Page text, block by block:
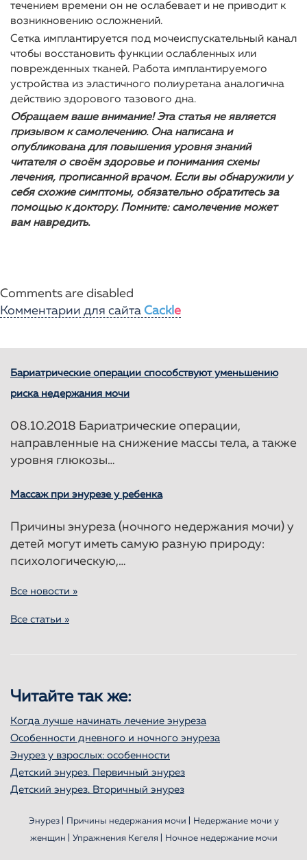
течением времени он не ослабевает и не приводит к
возникновению осложнений.
Сетка имплантируется под мочеиспускательный канал
чтобы восстановить функции ослабленных или
поврежденных тканей. Работа имплантируемого
устройства из эластичного полиуретана аналогична
действию здорового тазового дна.
Обращаем ваше внимание! Эта статья не является
призывом к самолечению. Она написана и
опубликована для повышения уровня знаний
читателя о своём здоровье и понимания схемы
лечения, прописанной врачом. Если вы обнаружили у
себя схожие симптомы, обязательно обратитесь за
помощью к доктору. Помните: самолечение может
вам навредить.
Comments are disabled
Комментарии для сайта Cackle
Бариатрические операции способствуют уменьшению
риска недержания мочи
08.10.2018 Бариатрические операции,
направленные на снижение массы тела, а также
уровня глюкозы…
Массаж при энурезе у ребенка
Причины энуреза (ночного недержания мочи) у
детей могут иметь самую разную природу:
психологическую,…
Все новости »
Все статьи »
Читайте так же:
Когда лучше начинать лечение энуреза
Особенности дневного и ночного энуреза
Энурез у взрослых: особенности
Детский энурез. Первичный энурез
Детский энурез. Вторичный энурез
Энурез | Причины недержания мочи |
Недержание мочи у
женщин |
Упражнения Кегеля | Ночное недержание мочи